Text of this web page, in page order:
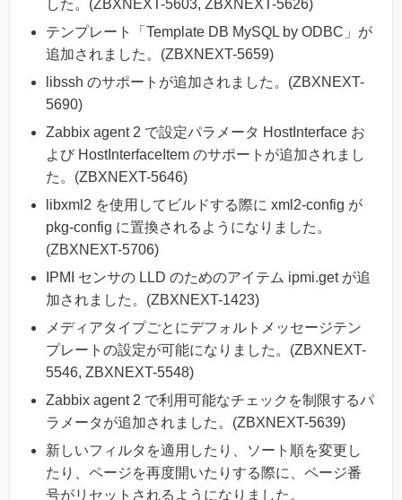
した。(ZBXNEXT-5603, ZBXNEXT-5626)
テンプレート「Template DB MySQL by ODBC」が
追加されました。(ZBXNEXT-5659)
libssh のサポートが追加されました。(ZBXNEXT-
5690)
Zabbix agent 2 で設定パラメータ HostInterface お
よび HostInterfaceItem のサポートが追加されまし
た。(ZBXNEXT-5646)
libxml2 を使用してビルドする際に xml2-config が
pkg-config に置換されるようになりました。
(ZBXNEXT-5706)
IPMI センサの LLD のためのアイテム ipmi.get が追
加されました。(ZBXNEXT-1423)
メディアタイプごとにデフォルトメッセージテン
プレートの設定が可能になりました。(ZBXNEXT-
5546, ZBXNEXT-5548)
Zabbix agent 2 で利用可能なチェックを制限するパ
ラメータが追加されました。(ZBXNEXT-5639)
新しいフィルタを適用したり、ソート順を変更し
たり、ページを再度開いたりする際に、ページ番
号がリセットされるようになりました。